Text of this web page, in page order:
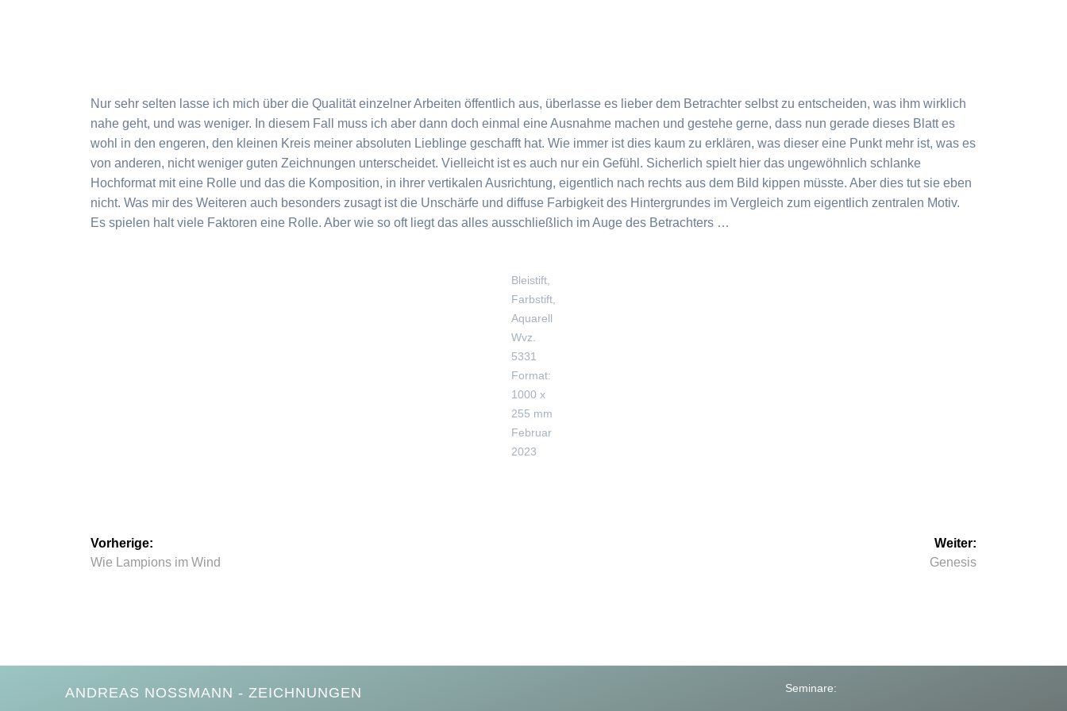
Nur sehr selten lasse ich mich über die Qualität einzelner Arbeiten öffentlich aus, überlasse es lieber dem Betrachter selbst zu entscheiden, was ihm wirklich
nahe geht, und was weniger. In diesem Fall muss ich aber dann doch einmal eine Ausnahme machen und gestehe gerne, dass nun gerade dieses Blatt es
wohl in den engeren, den kleinen Kreis meiner absoluten Lieblinge geschafft hat. Wie immer ist dies kaum zu erklären, was dieser eine Punkt mehr ist, was es
von anderen, nicht weniger guten Zeichnungen unterscheidet. Vielleicht ist es auch nur ein Gefühl. Sicherlich spielt hier das ungewöhnlich schlanke
Hochformat mit eine Rolle und das die Komposition, in ihrer vertikalen Ausrichtung, eigentlich nach rechts aus dem Bild kippen müsste. Aber dies tut sie eben
nicht. Was mir des Weiteren auch besonders zusagt ist die Unschärfe und diffuse Farbigkeit des Hintergrundes im Vergleich zum eigentlich zentralen Motiv.
Es spielen halt viele Faktoren eine Rolle. Aber wie so oft liegt das alles ausschließlich im Auge des Betrachters …
Bleistift,
Farbstift,
Aquarell
Wvz.
5331
Format:
1000 x
255 mm
Februar
2023
Beitragsnavigation
Vorherige:
Vorheriger
Wie Lampions im Wind
Weiter:
Nächster
Genesis
ANDREAS NOSSMANN - ZEICHNUNGEN Seminare: